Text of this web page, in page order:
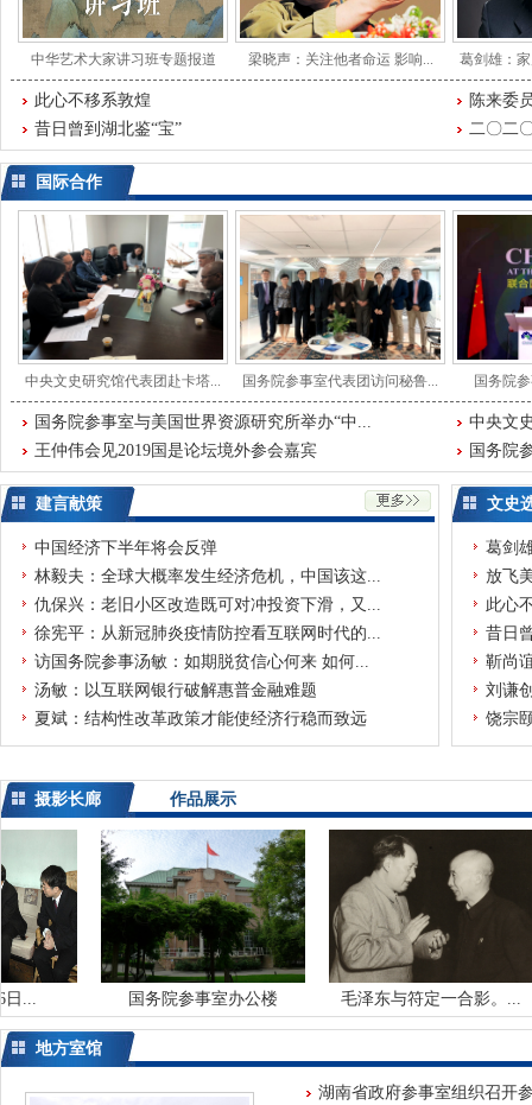
中华艺术大家讲习班专题报道 梁晓声：关注他者命运 影响... 葛剑雄：
此心不移系敦煌
陈来委
昔日曾到湖北鉴“宝”
二〇二
国际合作
中央文史研究馆代表团赴卡塔... 国务院参事室代表团访问秘鲁... 国务院
国务院参事室与美国世界资源研究所举办“中...
中央文
王仲伟会见2019国是论坛境外参会嘉宾
国务院
建言献策
中国经济下半年将会反弹
林毅夫：全球大概率发生经济危机，中国该这...
仇保兴：老旧小区改造既可对冲投资下滑，又...
徐宪平：从新冠肺炎疫情防控看互联网时代的...
访国务院参事汤敏：如期脱贫信心何来 如何...
汤敏：以互联网银行破解惠普金融难题
夏斌：结构性改革政策才能使经济行稳而致远
文史
葛剑
放飞
此心
昔日
靳尚
刘谦
饶宗
摄影长廊 作品展示
国务院参事室办公楼 毛泽东与符定一合影。...
地方室馆
湖南省政府参事室组织召开